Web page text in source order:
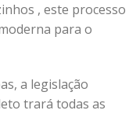
, este processo
para o
a legislação
trará todas as